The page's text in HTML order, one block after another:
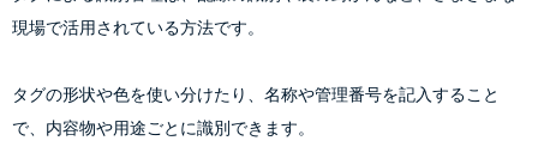
現場で活用されている方法です。
タグの形状や色を使い分けたり、名称や管理番号を記入すること
で、内容物や用途ごとに識別できます。